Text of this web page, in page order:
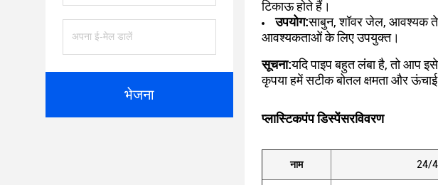
भेजना
टिकाऊ होते हैं।
उपयोग:साबुन, शॉवर जेल, आवश्यक
आवश्यकताओं के लिए उपयुक्त।
सूचना:यदि पाइप बहुत लंबा है, तो आप
कृपया हमें सटीक बोतल क्षमता और
प्लास्टिकपंप डिस्पेंसरविवरण
नाम 24/